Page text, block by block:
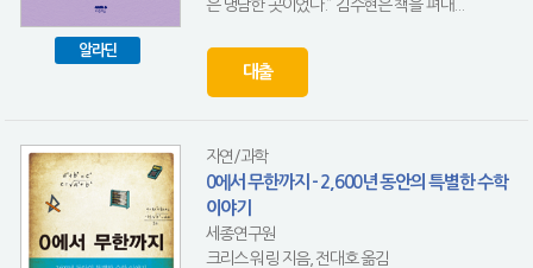
알라딘
은 냉담한 곳이었다.” 김수현은 책을 펴내...
대출
자연/과학
0에서 무한까지 - 2,600년 동안의 특별한 수학
이야기
세종연구원
크리스 워링 지음, 전대호 옮김